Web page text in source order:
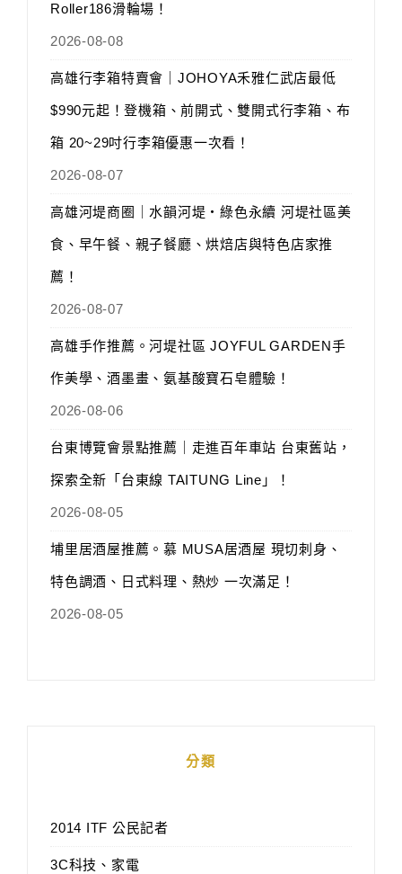
Roller186滑輪場！
2026-08-08
高雄行李箱特賣會｜JOHOYA禾雅仁武店最低
$990元起！登機箱、前開式、雙開式行李箱、布
箱 20~29吋行李箱優惠一次看！
2026-08-07
高雄河堤商圈｜水韻河堤‧綠色永續 河堤社區美
食、早午餐、親子餐廳、烘焙店與特色店家推
薦！
2026-08-07
高雄手作推薦。河堤社區 JOYFUL GARDEN手
作美學、酒墨畫、氨基酸寶石皂體驗！
2026-08-06
台東博覽會景點推薦｜走進百年車站 台東舊站，
探索全新「台東線 TAITUNG Line」！
2026-08-05
埔里居酒屋推薦。慕 MUSA居酒屋 現切刺身、
特色調酒、日式料理、熱炒 一次滿足！
2026-08-05
分類
2014 ITF 公民記者
3C科技、家電